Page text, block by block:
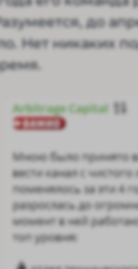
до
Нет никаких